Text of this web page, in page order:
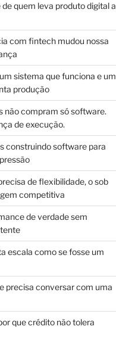
de quem leva produto digital a
com fintech mudou nossa
sistema que funciona e um
produção
não compram só software.
de execução.
construindo software para
de flexibilidade, o sob
competitiva
de verdade sem
escala como se fosse um
precisa conversar com uma
que crédito não tolera